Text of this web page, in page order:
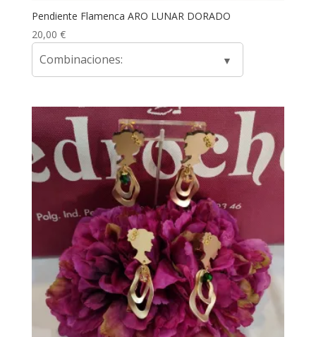
Pendiente Flamenca ARO LUNAR DORADO
20,00 €
Combinaciones: